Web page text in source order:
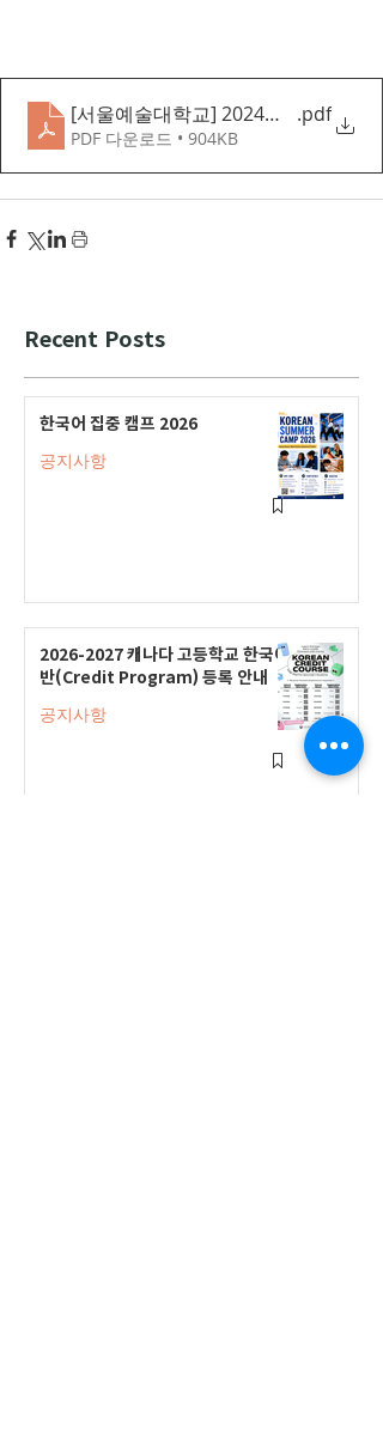
[서울예술대학교] 2024학년도 수시
.pdf
PDF 다운로드 • 904KB
Recent Posts
한국어 집중 캠프 2026
공지사항
2026-2027 캐나다 고등학교 한국어
반(Credit Program) 등록 안내
공지사항